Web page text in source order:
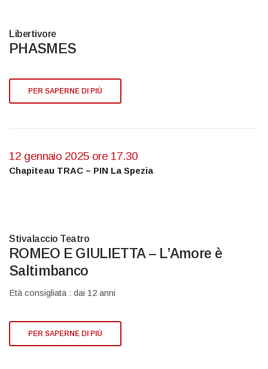
Libertivore
PHASMES
PER SAPERNE DI PIÙ
12 gennaio 2025 ore 17.30
Chapiteau TRAC – PIN La Spezia
Stivalaccio Teatro
ROMEO E GIULIETTA – L’Amore è
Saltimbanco
Età consigliata : dai 12 anni
PER SAPERNE DI PIÙ